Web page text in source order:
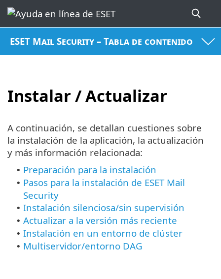
ESET Mail Security – Tabla de contenido
Instalar / Actualizar
A continuación, se detallan cuestiones sobre
la instalación de la aplicación, la actualización
y más información relacionada:
• Preparación para la instalación
• Pasos para la instalación de ESET Mail
Security
• Instalación silenciosa/sin supervisión
• Actualizar a la versión más reciente
• Instalación en un entorno de clúster
• Multiservidor/entorno DAG